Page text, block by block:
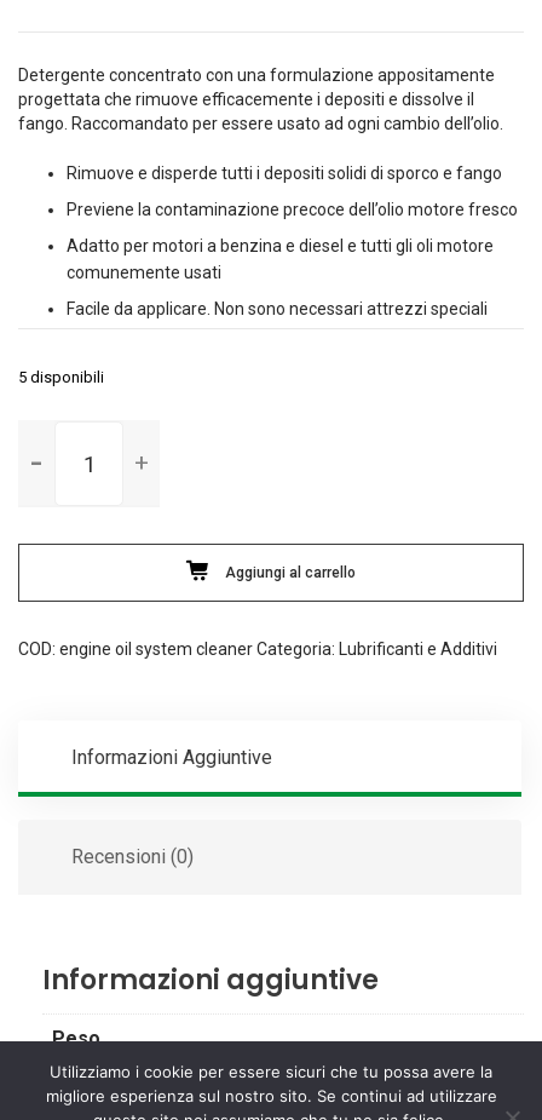
originale
13,00€.
attuale
9,90€.
Detergente concentrato con una formulazione appositamente
progettata che rimuove efficacemente i depositi e dissolve il
fango. Raccomandato per essere usato ad ogni cambio dell’olio.
Rimuove e disperde tutti i depositi solidi di sporco e fango
Previene la contaminazione precoce dell’olio motore fresco
Adatto per motori a benzina e diesel e tutti gli oli motore
comunemente usati
Facile da applicare. Non sono necessari attrezzi speciali
5 disponibili
Oil
300
Valvoline
quantità
Aggiungi al carrello
COD: engine oil system cleanerCategoria: Lubrificanti e Additivi
Informazioni Aggiuntive
Recensioni (0)
Informazioni aggiuntive
Peso
0,5 kg
Utilizziamo i cookie per essere sicuri che tu possa avere la
migliore esperienza sul nostro sito. Se continui ad utilizzare